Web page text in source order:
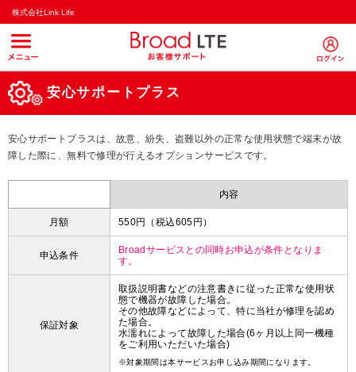
株式会社Link Life
安心サポートプラス
安心サポートプラスは、故意、紛失、盗難以外の正常な使用状態で端末が故
障した際に、無料で修理が行えるオプションサービスです。
内容
月額 550円（税込605円）
申込条件
Broadサービスとの同時お申込が条件となりま
す。
保証対象
取扱説明書などの注意書きに従った正常な使用状
態で機器が故障した場合。
その他故障などによって、特に当社が修理を認め
た場合。
水濡れによって故障した場合(6ヶ月以上同一機種
をご利用いただいた場合)
※対象期間は本サービスお申し込み期間になります。